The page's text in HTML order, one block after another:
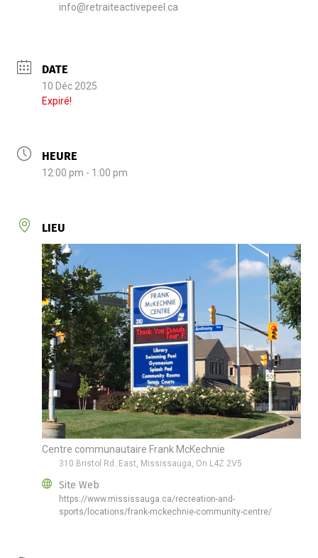
info@retraiteactivepeel.ca
DATE
10 Déc 2025
Expiré!
HEURE
12:00 pm - 1:00 pm
LIEU
Centre communautaire Frank McKechnie
310 Bristol Rd. East, Mississauga, On L4Z 2V5
Site Web
https://www.mississauga.ca/recreation-and-
sports/locations/frank-mckechnie-community-centre/